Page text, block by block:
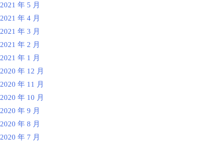
2021 年 5 月
2021 年 4 月
2021 年 3 月
2021 年 2 月
2021 年 1 月
2020 年 12 月
2020 年 11 月
2020 年 10 月
2020 年 9 月
2020 年 8 月
2020 年 7 月